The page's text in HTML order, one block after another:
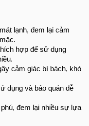
lạnh, đem lại cảm
hợp để sử dụng
cảm giác bí bách, khó
dụng và bảo quản dễ
đem lại nhiều sự lựa